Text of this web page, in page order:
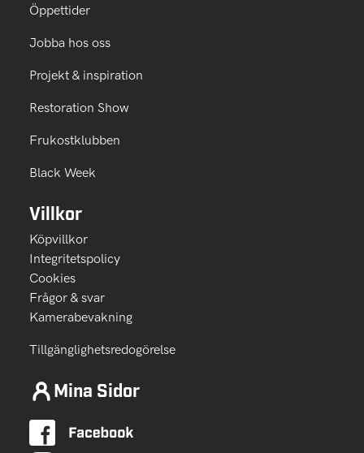
Öppettider
Jobba hos oss
Projekt & inspiration
Restoration Show
Frukostklubben
Black Week
Villkor
Köpvillkor
Integritetspolicy
Cookies
Frågor & svar
Kamerabevakning
Tillgänglighetsredogörelse
Mina Sidor